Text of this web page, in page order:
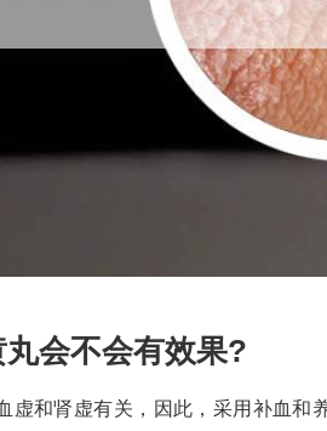
会不会有效果?
虚和肾虚有关，因此，采用补血和